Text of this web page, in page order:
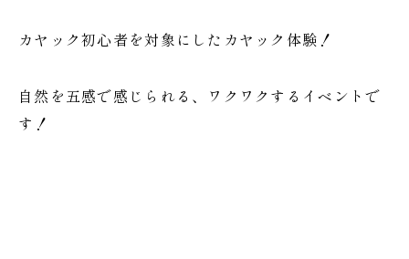
カヤック初心者を対象にしたカヤック体験！
自然を五感で感じられる、ワクワクするイベントで
す！